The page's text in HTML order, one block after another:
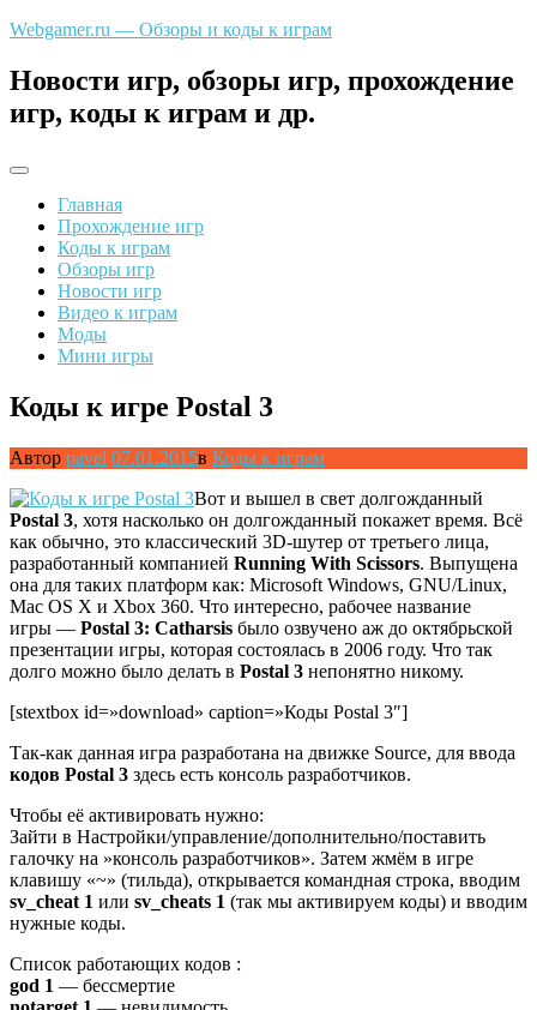
Перейти
содержимому
Webgamer.ru — Обзоры и коды к играм
Новости игр, обзоры игр, прохождение
игр, коды к играм и др.
Главная
Прохождение игр
Коды к играм
Обзоры игр
Новости игр
Видео к играм
Моды
Мини игры
Коды к игре Postal 3
Автор pavel 07.01.2015в Коды к играм
Вот и вышел в свет долгожданный
Postal 3, хотя насколько он долгожданный покажет время. Всё
как обычно, это классический 3D-шутер от третьего лица,
разработанный компанией Running With Scissors. Выпущена
она для таких платформ как: Microsoft Windows, GNU/Linux,
Mac OS X и Xbox 360. Что интересно, рабочее название
игры — Postal 3: Catharsis было озвучено аж до октябрьской
презентации игры, которая состоялась в 2006 году. Что так
долго можно было делать в Postal 3 непонятно никому.
[stextbox id=»download» caption=»Коды Postal 3″]
Так-как данная игра разработана на движке Source, для ввода
кодов Postal 3 здесь есть консоль разработчиков.
Чтобы её активировать нужно:
Зайти в Настройки/управление/дополнительно/поставить
галочку на »консоль разработчиков». Затем жмём в игре
клавишу «~» (тильда), открывается командная строка, вводим
sv_cheat 1 или sv_cheats 1 (так мы активируем коды) и вводим
нужные коды.
Список работающих кодов :
god 1 — бессмертие